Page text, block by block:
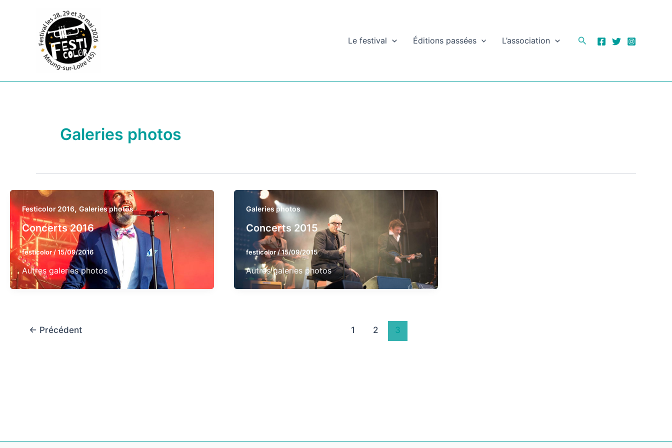
Le festival
Éditions passées L’association Rechercher
Galeries photos
Festicolor 2016, Galeries photos
Concerts 2016
festicolor/15/09/2016
Autres galeries photos
Galeries photos
Concerts 2015
festicolor/15/09/2015
Autres galeries photos
← Précédent 1 2 3